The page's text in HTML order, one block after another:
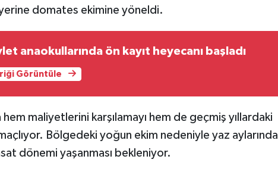
domates ekimine yöneldi.
anaokullarında ön kayıt heyecanı başladı
Görüntüle
maliyetlerini karşılamayı hem de geçmiş yıllardaki
Bölgedeki yoğun ekim nedeniyle yaz aylarında
dönemi yaşanması bekleniyor.